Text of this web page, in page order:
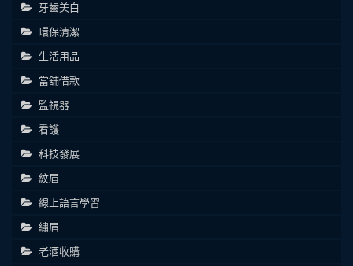
牙齒美白
環保清潔
生活用品
當舖借款
監視器
看護
科技發展
紋眉
線上語言學習
繡眉
老酒收購